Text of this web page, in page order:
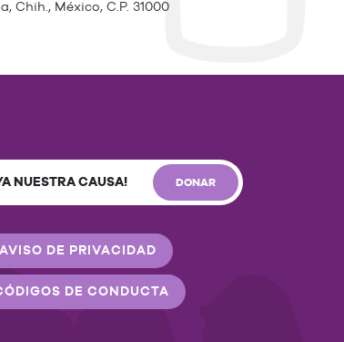
Chih., México, C.P. 31000
NUESTRA CAUSA! DONAR
AVISO DE PRIVACIDAD
DE CONDUCTA